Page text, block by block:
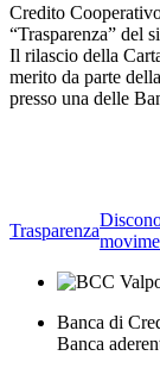
Credito
“Trasparenza” del
Il rilascio della
merito da parte
presso una delle
Trasparenza
Banca di
Banca